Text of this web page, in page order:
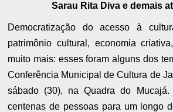
Sarau Rita Diva e demais
Democratização do acesso à
patrimônio cultural, economia
muito mais: esses foram alguns dos
Conferência Municipal de Cultura de
sábado (30), na Quadra do
centenas de pessoas para um longo